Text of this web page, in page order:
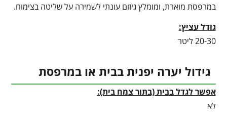
במרפסת מוארת, ומומלץ גיזום עונתי לשמירה על שליטה בצימוח.
גודל עציץ:
20-30 ליטר
גידול יערה יפנית בבית או במרפסת
אפשר לגדל בבית (בתור צמח בית):
לא